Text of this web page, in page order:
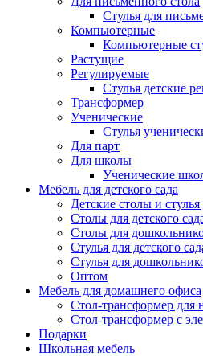
Стулья для
Компьютерные
Компьютерные
Растущие
Регулируемые
Стулья детские
Трансформер
Ученические
Стулья
Для парт
Для школы
Ученические
Мебель для детского сада
Детские столы и
Столы для детского
Столы для
Стулья для детского
Стулья для
Оптом
Мебель для домашнего офиса
Стол-трансформер для
Стол-трансформер с
Подарки
Школьная мебель